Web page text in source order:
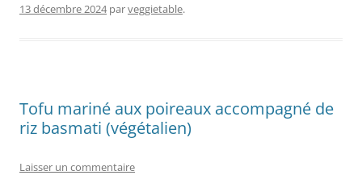
13 décembre 2024 parveggietable.
Tofu mariné aux poireaux accompagné de
riz basmati (végétalien)
Laisser un commentaire